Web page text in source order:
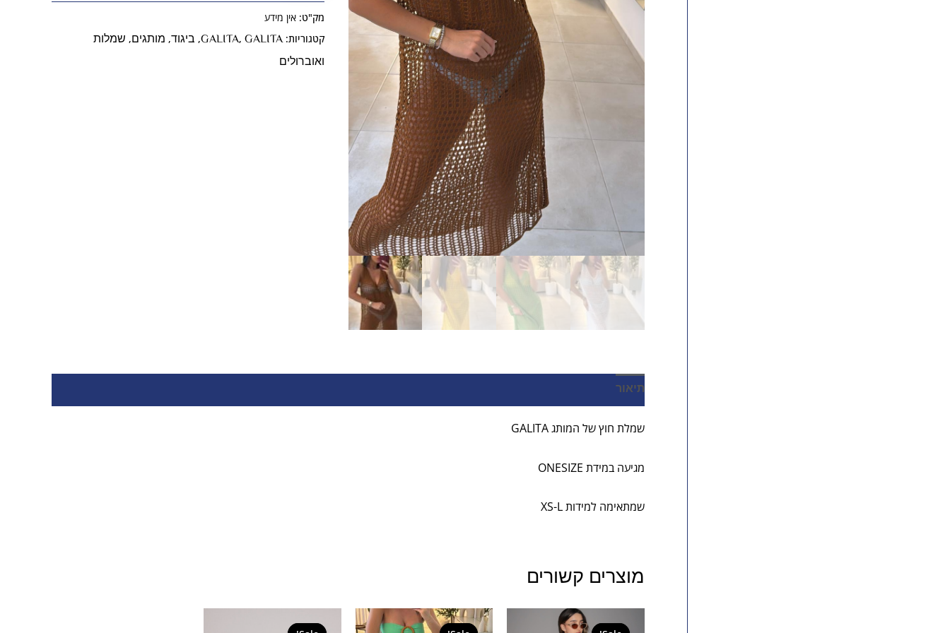
מק"ט:אין מידע
קטגוריות:
GALITA, GALITA
, ביגוד, מותגים, שמלות
ואוברולים
תיאור
שמלת חוץ של המותג GALITA
מגיעה במידת ONESIZE
שמתאימה למידות XS-L
מוצרים קשורים
המחיר
המקורי
המחיר
הנוכחי
המחיר
המקורי
המחיר
הנוכחי
המקורי